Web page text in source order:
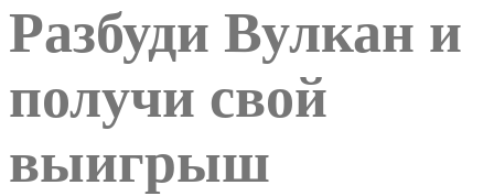
Разбуди Вулкан и
получи свой
выигрыш